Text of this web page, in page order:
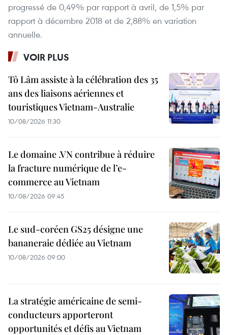
progressé de 0,49% par rapport à avril, de 1,5% par
rapport à décembre 2018 et de 2,88% en variation
annuelle.
VOIR PLUS
Tô Lâm assiste à la célébration des 35
ans des liaisons aériennes et
touristiques Vietnam-Australie
10/08/2026 11:30
Le domaine .VN contribue à réduire
la fracture numérique de l’e-
commerce au Vietnam
10/08/2026 09:45
Le sud-coréen GS25 désigne une
bananeraie dédiée au Vietnam
10/08/2026 09:00
La stratégie américaine de semi-
conducteurs apporteront
opportunités et défis au Vietnam